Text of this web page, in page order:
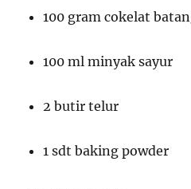
100 gram cokelat
100 ml minyak sayur
2 butir telur
1 sdt baking powder